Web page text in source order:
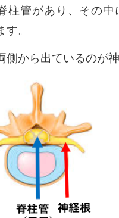
柱管があり、その中
す。
側から出ているのが神